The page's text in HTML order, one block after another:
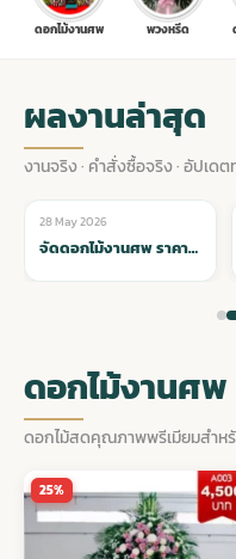
ดอกไม้งานศพ ราคาถูก
จัดดอกไม้งานศพ ราคา
ดอกไม้งานศพ ออนไลน์
พวงดอกไม้งานศพ
tpdecorate ปูพื้น
ร้านพวงหรีด กรุงเทพ ส่งฟรี
พวงหรีด ปากคลองตลาด ร
น้าเมรุ กรุงเทพ
ดอกไม้งานศพ พวงหรีด
ผลงานล่าสุด
งานจริง · คำสั่งซื้อจริง · อัปเด
🌸 ดอกไม้หน้าเมรุ
28 May 2026
จัดดอกไม้งานศพ ราคาถูก คุณภาพดี เริ่ม 800 บาท ทั่วกรุงเทพ
ดอกไม้งานศพ
ดอกไม้สดคุณภาพพรีเมียมสำห
25%